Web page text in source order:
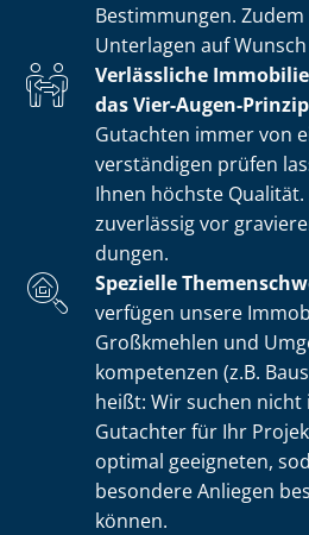
Bestimmungen.
Unterlagen auf
Verlässliche
das Vier-Augen-
Gutachten immer von
ver­stän­di­gen prüfen
Ihnen höchste
zuverlässig vor
dun­gen.
Spezielle
verfügen unsere
Großkmehlen und
kom­pe­ten­zen (z.B.
heißt: Wir suchen nicht
Gutachter für Ihr
optimal geeigneten,
besondere Anliegen
können.